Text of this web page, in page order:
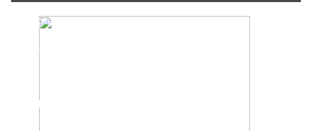
height=450,
scrollbars=yes'